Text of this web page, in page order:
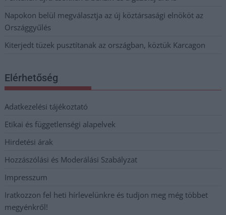
Napokon belül megválasztja az új köztársasági elnököt az
Országgyűlés
Kiterjedt tüzek pusztítanak az országban, köztük Karcagon
Elérhetőség
Adatkezelési tájékoztató
Etikai és függetlenségi alapelvek
Hirdetési árak
Hozzászólási és Moderálási Szabályzat
Impresszum
Iratkozzon fel heti hírlevelünkre és tudjon meg még többet
megyénkről!